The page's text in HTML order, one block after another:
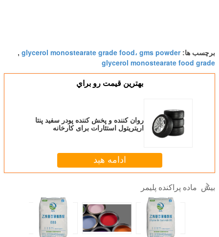
برچسب ها:glycerol monostearate grade food، gms powder ,
glycerol monostearate food grade
بهترين قيمت رو براي
روان کننده و پخش کننده پودر سفید پنتا
اریتریتول استئارات برای کارخانه
ادامه هید
بیش ماده پراکنده پلیمر